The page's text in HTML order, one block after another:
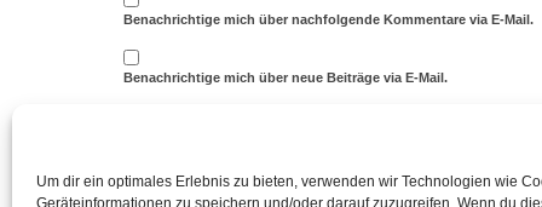
Um dir ein optimales Erlebnis zu bieten, verwenden wir Technologien wie
Geräteinformationen zu speichern und/oder darauf zuzugreifen. Wenn du
Benachrichtige mich über nachfolgende Kommentare via E-Mail.
Benachrichtige mich über neue Beiträge via E-Mail.
Diese Website verwendet Akismet, um Spam zu